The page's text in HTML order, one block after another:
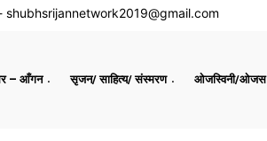
shubhsrijannetwork2019@gmail.com
– आँगन सृजन/ साहित्य/ संस्मरण ओजस्विनी/ओजस